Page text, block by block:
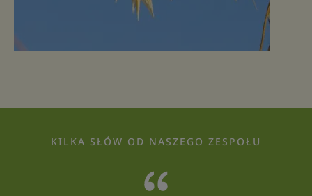
KILKA SŁÓW OD NASZEGO ZESPOŁU